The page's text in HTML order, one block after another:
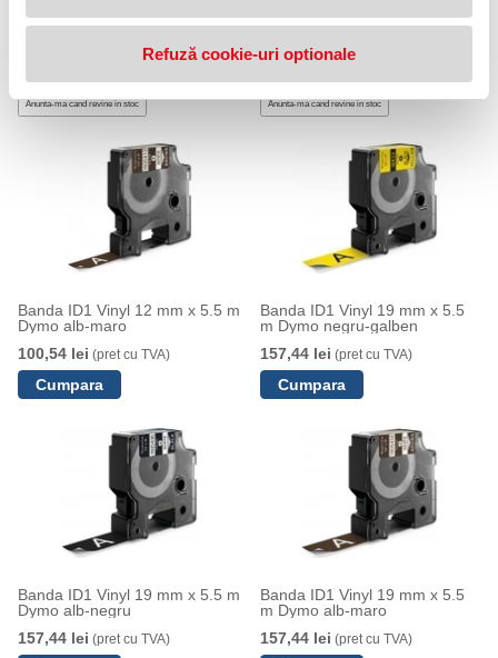
Refuză cookie-uri optionale
134,07 lei(pret cu TVA)
Anunta-ma cand revine in stoc
m Dymo negru-galben
100,54 lei(pret cu TVA)
Anunta-ma cand revine in stoc
Banda ID1 Vinyl 12 mm x 5.5 m
Dymo alb-maro
100,54 lei (pret cu TVA)
Banda ID1 Vinyl 19 mm x 5.5
m Dymo negru-galben
157,44 lei (pret cu TVA)
Banda ID1 Vinyl 19 mm x 5.5 m
Dymo alb-negru
157,44 lei (pret cu TVA)
Banda ID1 Vinyl 19 mm x 5.5
m Dymo alb-maro
157,44 lei (pret cu TVA)